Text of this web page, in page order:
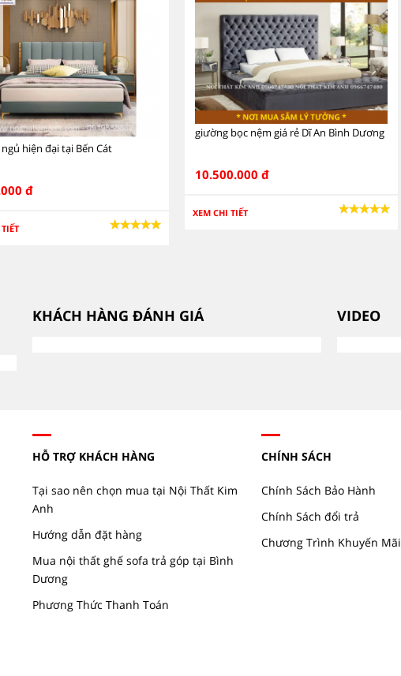
hiện đại tại Bến Cát
đ
giường bọc nệm giá rẻ Dĩ An Bình Dương
10.500.000 đ
XEM CHI TIẾT
KHÁCH HÀNG ĐÁNH GIÁ VIDEO
HỖ TRỢ KHÁCH HÀNG
Tại sao nên chọn mua tại Nội Thất Kim
Anh
Hướng dẫn đặt hàng
Mua nội thất ghế sofa trả góp tại Bình
Dương
Phương Thức Thanh Toán
CHÍNH SÁCH
Chính Sách Bảo Hành
Chính Sách đổi trả
Chương Trình Khuyến Mãi